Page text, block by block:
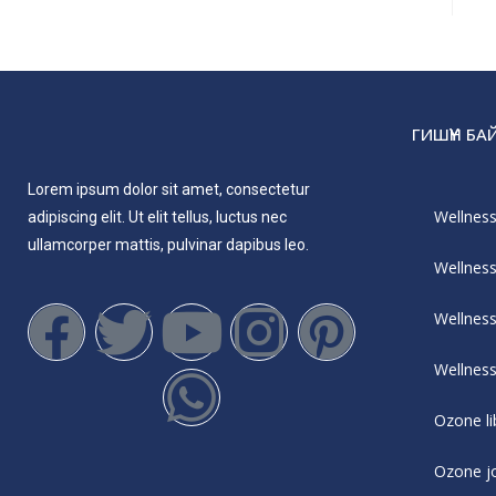
Lorem ipsum dolor sit amet, consectetur
adipiscing elit. Ut elit tellus, luctus nec
ullamcorper mattis, pulvinar dapibus leo.
ГИШҮҮН
Ozone
Ozone